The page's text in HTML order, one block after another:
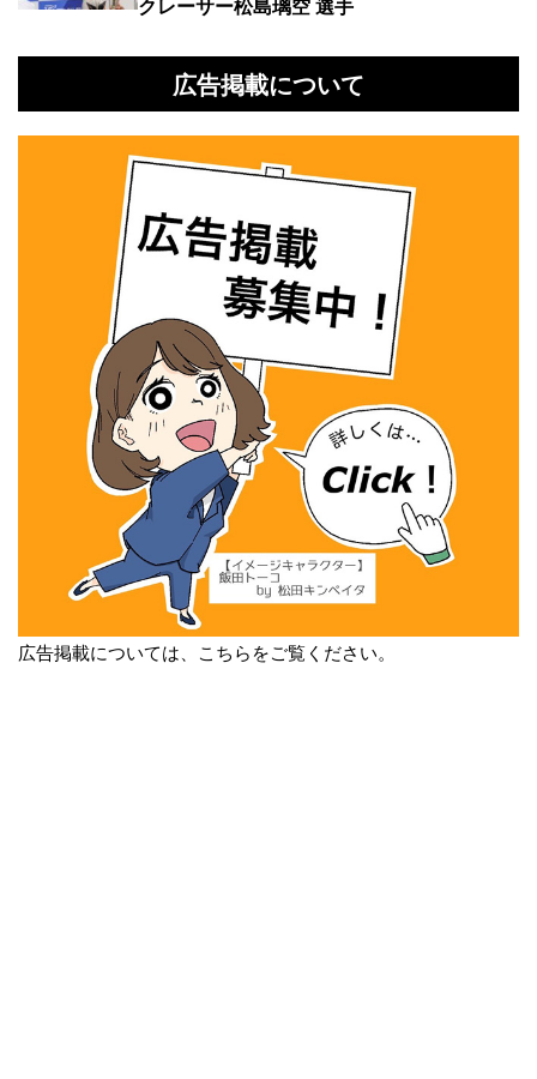
広告掲載について
広告掲載については、こちらをご覧ください。